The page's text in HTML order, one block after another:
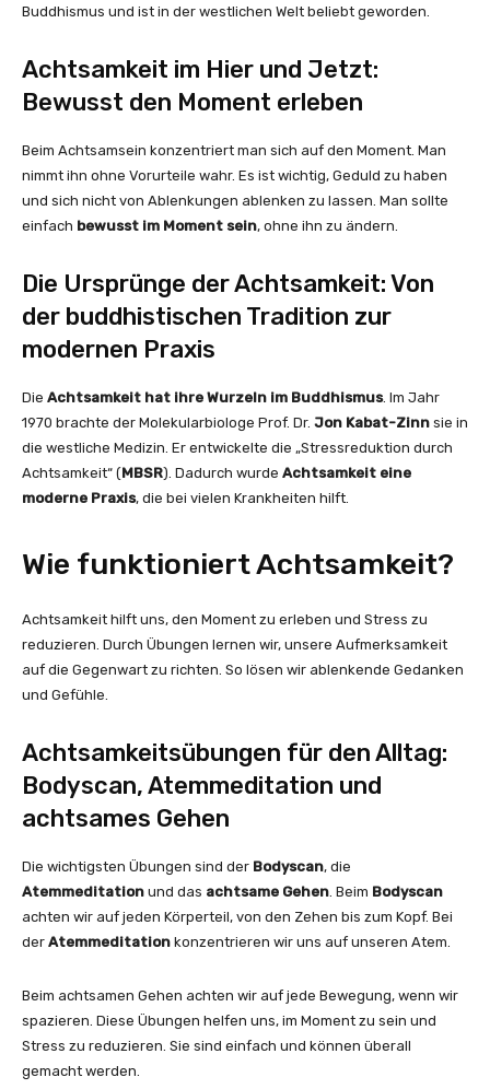
Buddhismus und ist in der westlichen Welt beliebt geworden.
Achtsamkeit im Hier und Jetzt:
Bewusst den Moment erleben
Beim Achtsamsein konzentriert man sich auf den Moment. Man
nimmt ihn ohne Vorurteile wahr. Es ist wichtig, Geduld zu haben
und sich nicht von Ablenkungen ablenken zu lassen. Man sollte
einfach bewusst im Moment sein, ohne ihn zu ändern.
Die Ursprünge der Achtsamkeit: Von
der buddhistischen Tradition zur
modernen Praxis
Die Achtsamkeit hat ihre Wurzeln im Buddhismus. Im Jahr
1970 brachte der Molekularbiologe Prof. Dr. Jon Kabat-Zinn sie in
die westliche Medizin. Er entwickelte die „Stressreduktion durch
Achtsamkeit“ (MBSR). Dadurch wurde Achtsamkeit eine
moderne Praxis, die bei vielen Krankheiten hilft.
Wie funktioniert Achtsamkeit?
Achtsamkeit hilft uns, den Moment zu erleben und Stress zu
reduzieren. Durch Übungen lernen wir, unsere Aufmerksamkeit
auf die Gegenwart zu richten. So lösen wir ablenkende Gedanken
und Gefühle.
Achtsamkeitsübungen für den Alltag:
Bodyscan, Atemmeditation und
achtsames Gehen
Die wichtigsten Übungen sind der Bodyscan, die
Atemmeditation und das achtsame Gehen. Beim Bodyscan
achten wir auf jeden Körperteil, von den Zehen bis zum Kopf. Bei
der Atemmeditation konzentrieren wir uns auf unseren Atem.
Beim achtsamen Gehen achten wir auf jede Bewegung, wenn wir
spazieren. Diese Übungen helfen uns, im Moment zu sein und
Stress zu reduzieren. Sie sind einfach und können überall
gemacht werden.